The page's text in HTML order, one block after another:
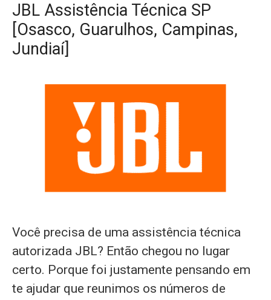
JBL Assistência Técnica SP
[Osasco, Guarulhos, Campinas,
Jundiaí]
Você precisa de uma assistência técnica
autorizada JBL? Então chegou no lugar
certo. Porque foi justamente pensando em
te ajudar que reunimos os números de